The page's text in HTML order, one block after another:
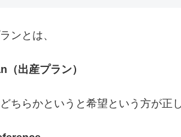
ンとは、
出産プラン）
ちらかというと希望という方が正